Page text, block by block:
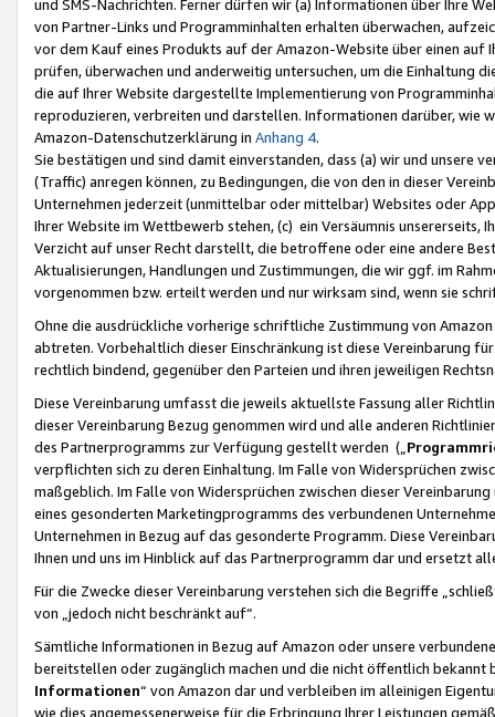
und SMS-Nachrichten. Ferner dürfen wir (a) Informationen über Ihre
von Partner-Links und Programminhalten erhalten überwachen,
vor dem Kauf eines Produkts auf der Amazon-Website über einen
prüfen, überwachen und anderweitig untersuchen, um die Einhaltung
die auf Ihrer Website dargestellte Implementierung von
reproduzieren, verbreiten und darstellen. Informationen darüber, wie
Amazon-Datenschutzerklärung in Anhang 4.
Sie bestätigen und sind damit einverstanden, dass (a) wir und
(Traffic) anregen können, zu Bedingungen, die von den in dieser
Unternehmen jederzeit (unmittelbar oder mittelbar) Websites oder
Ihrer Website im Wettbewerb stehen, (c) ein Versäumnis unsererseits,
Verzicht auf unser Recht darstellt, die betroffene oder eine andere
Aktualisierungen, Handlungen und Zustimmungen, die wir ggf. im
vorgenommen bzw. erteilt werden und nur wirksam sind, wenn sie
Ohne die ausdrückliche vorherige schriftliche Zustimmung von
abtreten. Vorbehaltlich dieser Einschränkung ist diese Vereinbarung
rechtlich bindend, gegenüber den Parteien und ihren jeweiligen
Diese Vereinbarung umfasst die jeweils aktuellste Fassung aller
dieser Vereinbarung Bezug genommen wird und alle anderen
des Partnerprogramms zur Verfügung gestellt werden („
verpflichten sich zu deren Einhaltung. Im Falle von Widersprüchen
maßgeblich. Im Falle von Widersprüchen zwischen dieser
eines gesonderten Marketingprogramms des verbundenen
Unternehmen in Bezug auf das gesonderte Programm. Diese
Ihnen und uns im Hinblick auf das Partnerprogramm dar und ersetzt
Für die Zwecke dieser Vereinbarung verstehen sich die Begriffe
von „jedoch nicht beschränkt auf“.
Sämtliche Informationen in Bezug auf Amazon oder unsere
bereitstellen oder zugänglich machen und die nicht öffentlich
Informationen“ von Amazon dar und verbleiben im alleinigen
wie dies angemessenerweise für die Erbringung Ihrer Leistungen